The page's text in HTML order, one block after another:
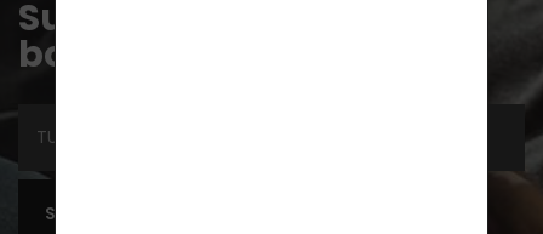
Suscríbete a nuestro
boletín
SUSCRIBIRSE